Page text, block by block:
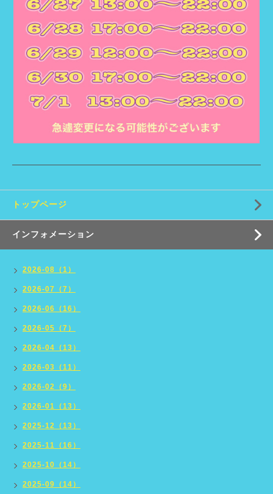
トップページ
インフォメーション
2026-08（1）
2026-07（7）
2026-06（16）
2026-05（7）
2026-04（13）
2026-03（11）
2026-02（9）
2026-01（13）
2025-12（13）
2025-11（16）
2025-10（14）
2025-09（14）